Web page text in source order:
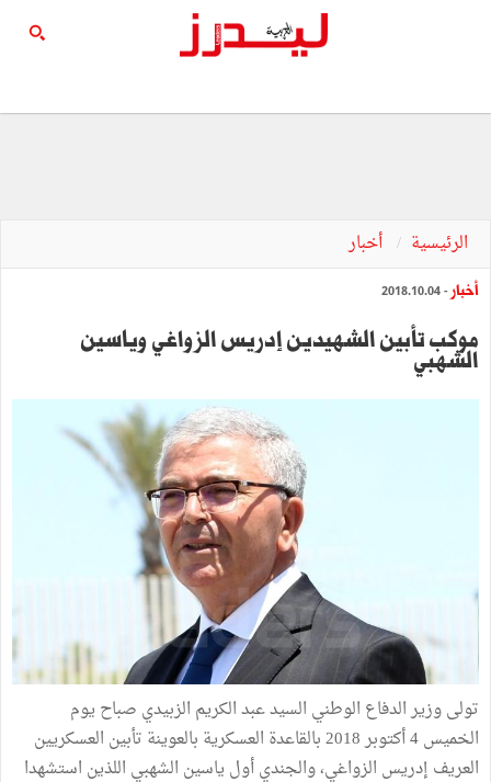
الرئيسية أخبار
أخبار - 2018.10.04
موكب تأبين الشهيدين إدريس الزواغي وياسين
الشهبي
تولى وزير الدفاع الوطني السيد عبد الكريم الزبيدي صباح يوم
الخميس 4 أكتوبر 2018 بالقاعدة العسكرية بالعوينة تأبين العسكريين
العريف إدريس الزواغي، والجندي أول ياسين الشهبي اللذين استشهدا